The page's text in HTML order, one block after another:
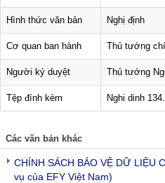
Hình thức văn bản Nghị định
Cơ quan ban hành Thủ tướng
Người ký duyệt Thủ tướng
Tệp đính kèm Nghi dinh
Các văn bản khác
CHÍNH SÁCH BẢO VỆ DỮ LIỆU
vụ của EFY Việt Nam)